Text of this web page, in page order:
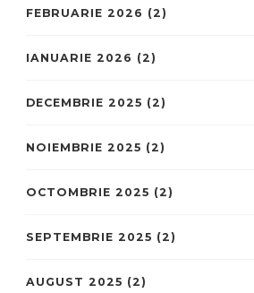
FEBRUARIE 2026 (2)
IANUARIE 2026 (2)
DECEMBRIE 2025 (2)
NOIEMBRIE 2025 (2)
OCTOMBRIE 2025 (2)
SEPTEMBRIE 2025 (2)
AUGUST 2025 (2)